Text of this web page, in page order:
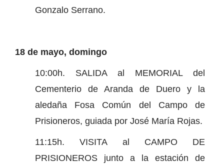
Gonzalo Serrano.
18 de mayo, domingo
10:00h. SALIDA al MEMORIAL del
Cementerio de Aranda de Duero y la
aledaña Fosa Común del Campo de
Prisioneros, guiada por José María Rojas.
11:15h. VISITA al CAMPO DE
PRISIONEROS junto a la estación de